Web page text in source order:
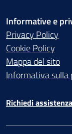
Informative e
Privacy Policy
Cookie Policy
Mappa del sito
Informativa sulla
Richiedi assistenza